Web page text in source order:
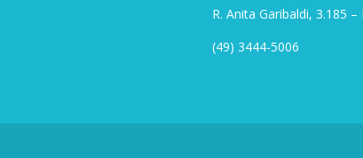
R. Anita Garibaldi, 3.185
(49) 3444-5006